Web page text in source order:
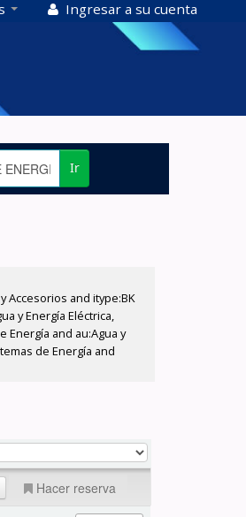
Ingresar a su cuenta
Ir
Accesorios and itype:BK
y Energía Eléctrica,
Energía and au:Agua y
de Energía and
Hacer reserva